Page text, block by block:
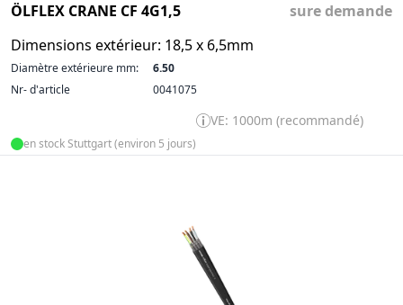
ÖLFLEX CRANE CF 4G1,5
Dimensions extérieur: 18,5 x 6,5mm
sure demande
Diamètre extérieure mm:
6.50
Nr- d'article
0041075
VE: 1000m (recommandé)
en stock Stuttgart (environ 5 jours)